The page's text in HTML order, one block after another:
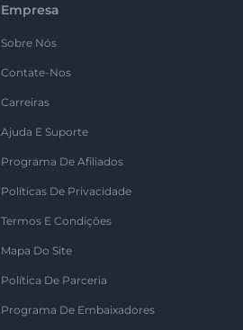
Empresa
Sobre Nós
Contate-Nos
Carreiras
Ajuda E Suporte
Programa De Afiliados
Políticas De Privacidade
Termos E Condições
Mapa Do Site
Política De Parceria
Programa De Embaixadores